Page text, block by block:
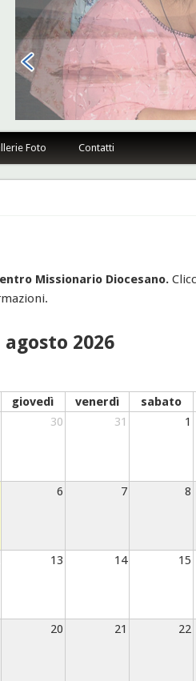
Foto Contatti
Missionario Diocesano.
agosto 2026
giovedì venerdì sabato
30 31 1
6 7 8
13 14 15
20 21 22